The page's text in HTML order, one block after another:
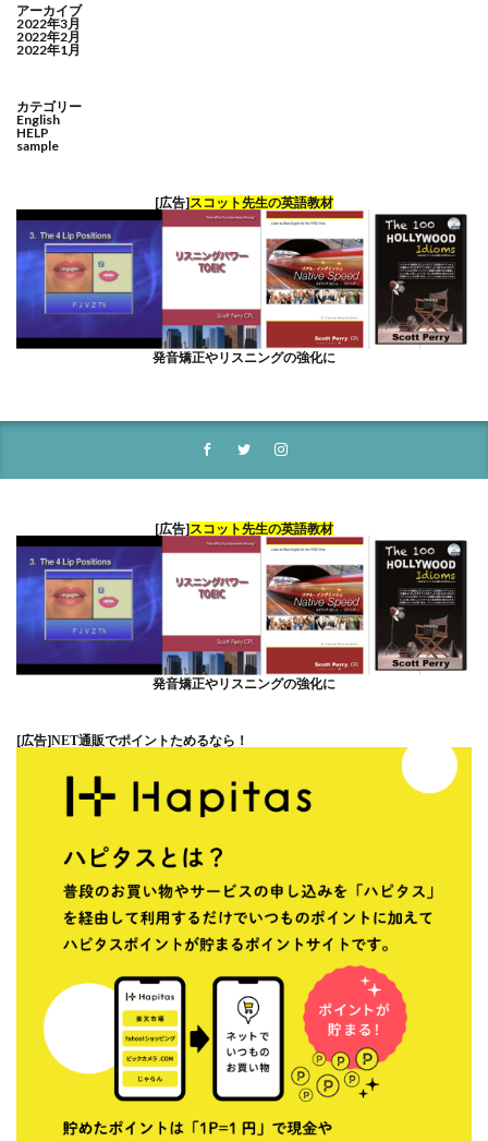
アーカイブ
2022年3月
2022年2月
2022年1月
カテゴリー
English
HELP
sample
[広告]スコット先生の英語教材
発音矯正やリスニングの強化に
[広告]スコット先生の英語教材
発音矯正やリスニングの強化に
[広告]NET通販でポイントためるなら！